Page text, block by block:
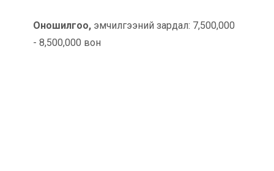
Оношилгоо, эмчилгээний зардал: 7,500,000
- 8,500,000 вон